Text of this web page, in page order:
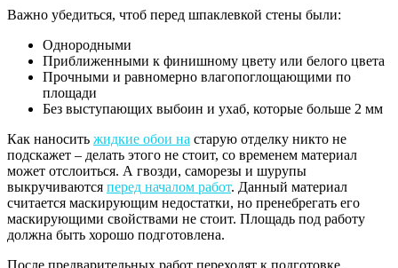
Важно убедиться, чтоб перед шпаклевкой стены были:
Однородными
Приближенными к финишному цвету или белого цвета
Прочными и равномерно влагопоглощающими по
площади
Без выступающих выбоин и ухаб, которые больше 2 мм
Как наносить жидкие обои на старую отделку никто не
подскажет – делать этого не стоит, со временем материал
может отслоиться. А гвозди, саморезы и шурупы
выкручиваются перед началом работ. Данный материал
считается маскирующим недостатки, но пренебрегать его
маскирующими свойствами не стоит. Площадь под работу
должна быть хорошо подготовлена.
После предварительных работ переходят к подготовке,